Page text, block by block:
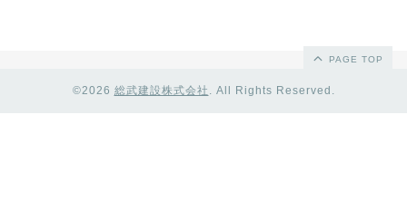
PAGE TOP
©2026 総武建設株式会社 . All Rights Reserved.